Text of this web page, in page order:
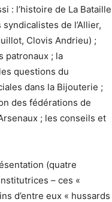
: l’histoire de La Bataille
de l’Allier,
Clovis Andrieu) ;
patronaux ; la
questions du
dans la Bijouterie ;
des fédérations de
; les conseils et
(quatre
– ces «
d’entre eux « hussards